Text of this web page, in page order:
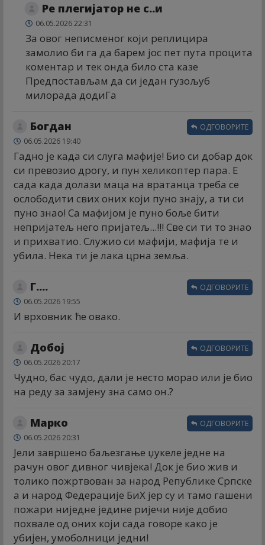
Ре плегијатор не с..и
06.05.2026 22:31
За овог неписменог који реплицира
замолио би га да барем јос пет пута процита
коментар и тек онда било ста казе
Предпостављам да си један гузољуб
милорада додиГа
Богдан
06.05.2026 19:40
Гадно је када си слуга мафије! Био си добар док
си превозио дрогу, и пун хеликоптер пара. Е
сада када долази маца на вратанца треба се
ослободити свих оних који пуно знају, а ти си
пуно знао! Са мафијом је пуно боље бити
непријатељ него пријатељ...!!! Све си ти то знао
и прихватио. Служио си мафији, мафија те и
убила. Нека ти је лака црна земља.
ОДГОВОРИТЕ
Г....
06.05.2026 19:55
И врховник ће овако.
ОДГОВОРИТЕ
Добој
06.05.2026 20:17
Чудно, бас чудо, дали је несто морао или је био
на реду за замјену зна само он.?
ОДГОВОРИТЕ
Марко
06.05.2026 20:31
Јели завршено баљезгање џукеле једне на
рачун овог дивног чивјека! Док је био жив и
толико пожртвован за народ Републике Српске
а и народ Федерације БиХ јер су и тамо гашени
пожари ниједне једине ријечи није добио
похвале од оних који сада говоре како је
убијен, умоболници једни!
ОДГОВОРИТЕ